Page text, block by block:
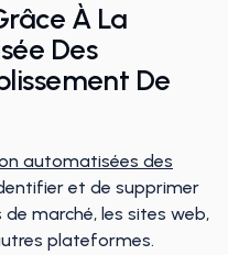
À La
Des
De
automatisées des
et de supprimer
marché, les sites web,
plateformes.